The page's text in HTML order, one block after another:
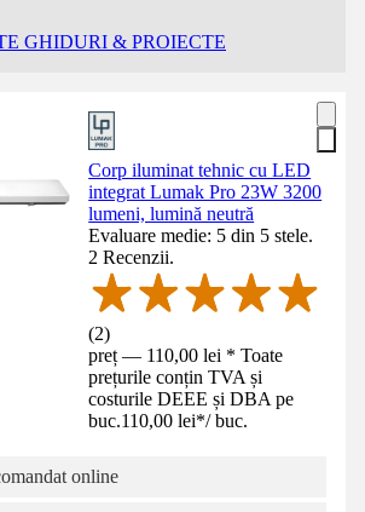
GHIDURI & PROIECTE
Corp iluminat tehnic cu LED
integrat Lumak Pro 23W 3200
lumeni, lumină neutră
Evaluare medie: 5 din 5 stele.
2 Recenzii.
(2)
preț — 110,00 lei * Toate
prețurile conțin TVA și
costurile DEEE și DBA pe
buc.110,00 lei*/ buc.
online